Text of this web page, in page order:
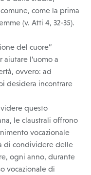
come la prima
(v. Atti 4, 32-35).
del cuore”
aiutare l’uomo a
ovvero: ad
desidera incontrare
questo
le claustrali offrono
vocazionale
di condividere delle
ogni anno, durante
vocazionale di